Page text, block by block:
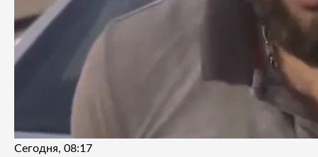
Сегодня, 08:17